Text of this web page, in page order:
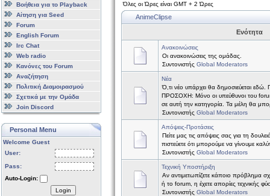
Βοήθεια για το Playback
Αίτηση για Seed
Forum
English Forum
Irc Chat
Web radio
Κανόνες του Forum
Αναζήτηση
Πολιτική Διαμοιρασμού
Σχετικά με την Ομάδα
Join Discord
Personal Menu
Welcome Guest
User:
Pass:
Auto-Login:
Login
Όλες οι Ώρες είναι GMT + 2 Ώρες
AnimeClipse
Ενότητα
Ανακοινώσεις
Οι ανακοινώσεις της ομάδας.
Συντονιστής Global Moderators
Νέα
Ό,τι νέο υπάρχει θα δημοσιεύεται
ΠΡΟΣΟΧΗ: Μόνο οι υπεύθυνοι του
σε αυτή την κατηγορία. Τα μέλη θα
Συντονιστής Global Moderators
Απόψεις-Προτάσεις
Πείτε μας τις απόψεις σας για τη
πιστεύετε ότι μπορούμε να γίνουμε
Συντονιστής Global Moderators
Τεχνική Υποστήριξη
Αν αντιμετωπίζετε κάποιο πρόβλημα
ή το forum, η έχετε απορίες τεχνικής
Συντονιστής Global Moderators